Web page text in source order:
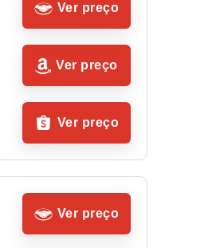
Ver preço
Ver preço
Ver preço
Ver preço